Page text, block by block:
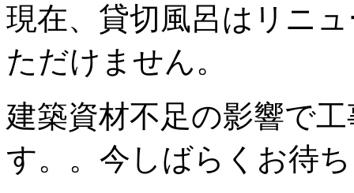
現在、貸切風呂はリニ
ただけません。
建築資材不足の影響で
す。。今しばらくお待